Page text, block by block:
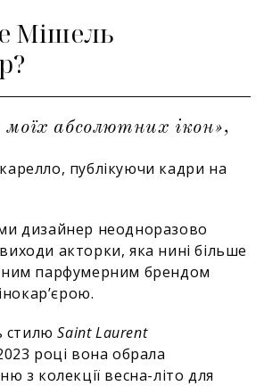
Мішель
моїх абсолютних ікон»,
публікуючи кадри на
дизайнер неодноразово
акторки, яка нині більше
парфумерним брендом
стилюSaint Laurent
році вона обрала
з колекції весна-літо для